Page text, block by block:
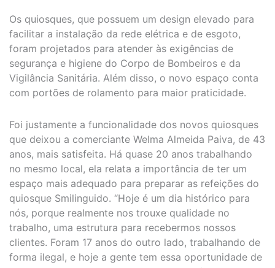
Os quiosques, que possuem um design elevado para
facilitar a instalação da rede elétrica e de esgoto,
foram projetados para atender às exigências de
segurança e higiene do Corpo de Bombeiros e da
Vigilância Sanitária. Além disso, o novo espaço conta
com portões de rolamento para maior praticidade.
Foi justamente a funcionalidade dos novos quiosques
que deixou a comerciante Welma Almeida Paiva, de 43
anos, mais satisfeita. Há quase 20 anos trabalhando
no mesmo local, ela relata a importância de ter um
espaço mais adequado para preparar as refeições do
quiosque Smilinguido. “Hoje é um dia histórico para
nós, porque realmente nos trouxe qualidade no
trabalho, uma estrutura para recebermos nossos
clientes. Foram 17 anos do outro lado, trabalhando de
forma ilegal, e hoje a gente tem essa oportunidade de